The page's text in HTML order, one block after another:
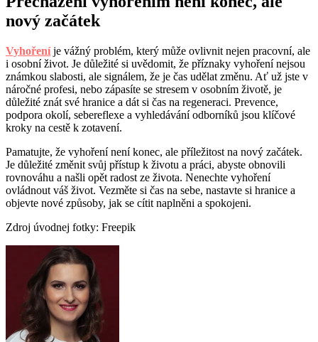
nový začátek
Vyhořeníje vážný problém, který může ovlivnit nejen pracovní, ale
i osobní život. Je důležité si uvědomit, že příznaky vyhoření nejsou
známkou slabosti, ale signálem, že je čas udělat změnu. Ať už jste v
náročné profesi, nebo zápasíte se stresem v osobním životě, je
důležité znát své hranice a dát si čas na regeneraci. Prevence,
podpora okolí, sebereflexe a vyhledávání odborníků jsou klíčové
kroky na cestě k zotavení.
Pamatujte, že vyhoření není konec, ale příležitost na nový začátek.
Je důležité změnit svůj přístup k životu a práci, abyste obnovili
rovnováhu a našli opět radost ze života. Nenechte vyhoření
ovládnout váš život. Vezměte si čas na sebe, nastavte si hranice a
objevte nové způsoby, jak se cítit naplněni a spokojeni.
Zdroj úvodnej fotky: Freepik